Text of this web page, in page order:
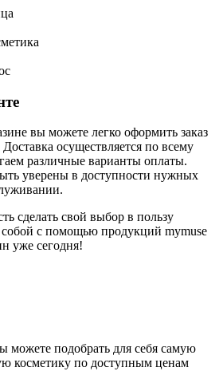
вы можете легко оформить заказ
осуществляется по всему
различные варианты оплаты.
уверены в доступности нужных
сделать свой выбор в пользу
собой с помощью продукций mymuse
уже сегодня!
можете подобрать для себя самую
косметику по доступным ценам